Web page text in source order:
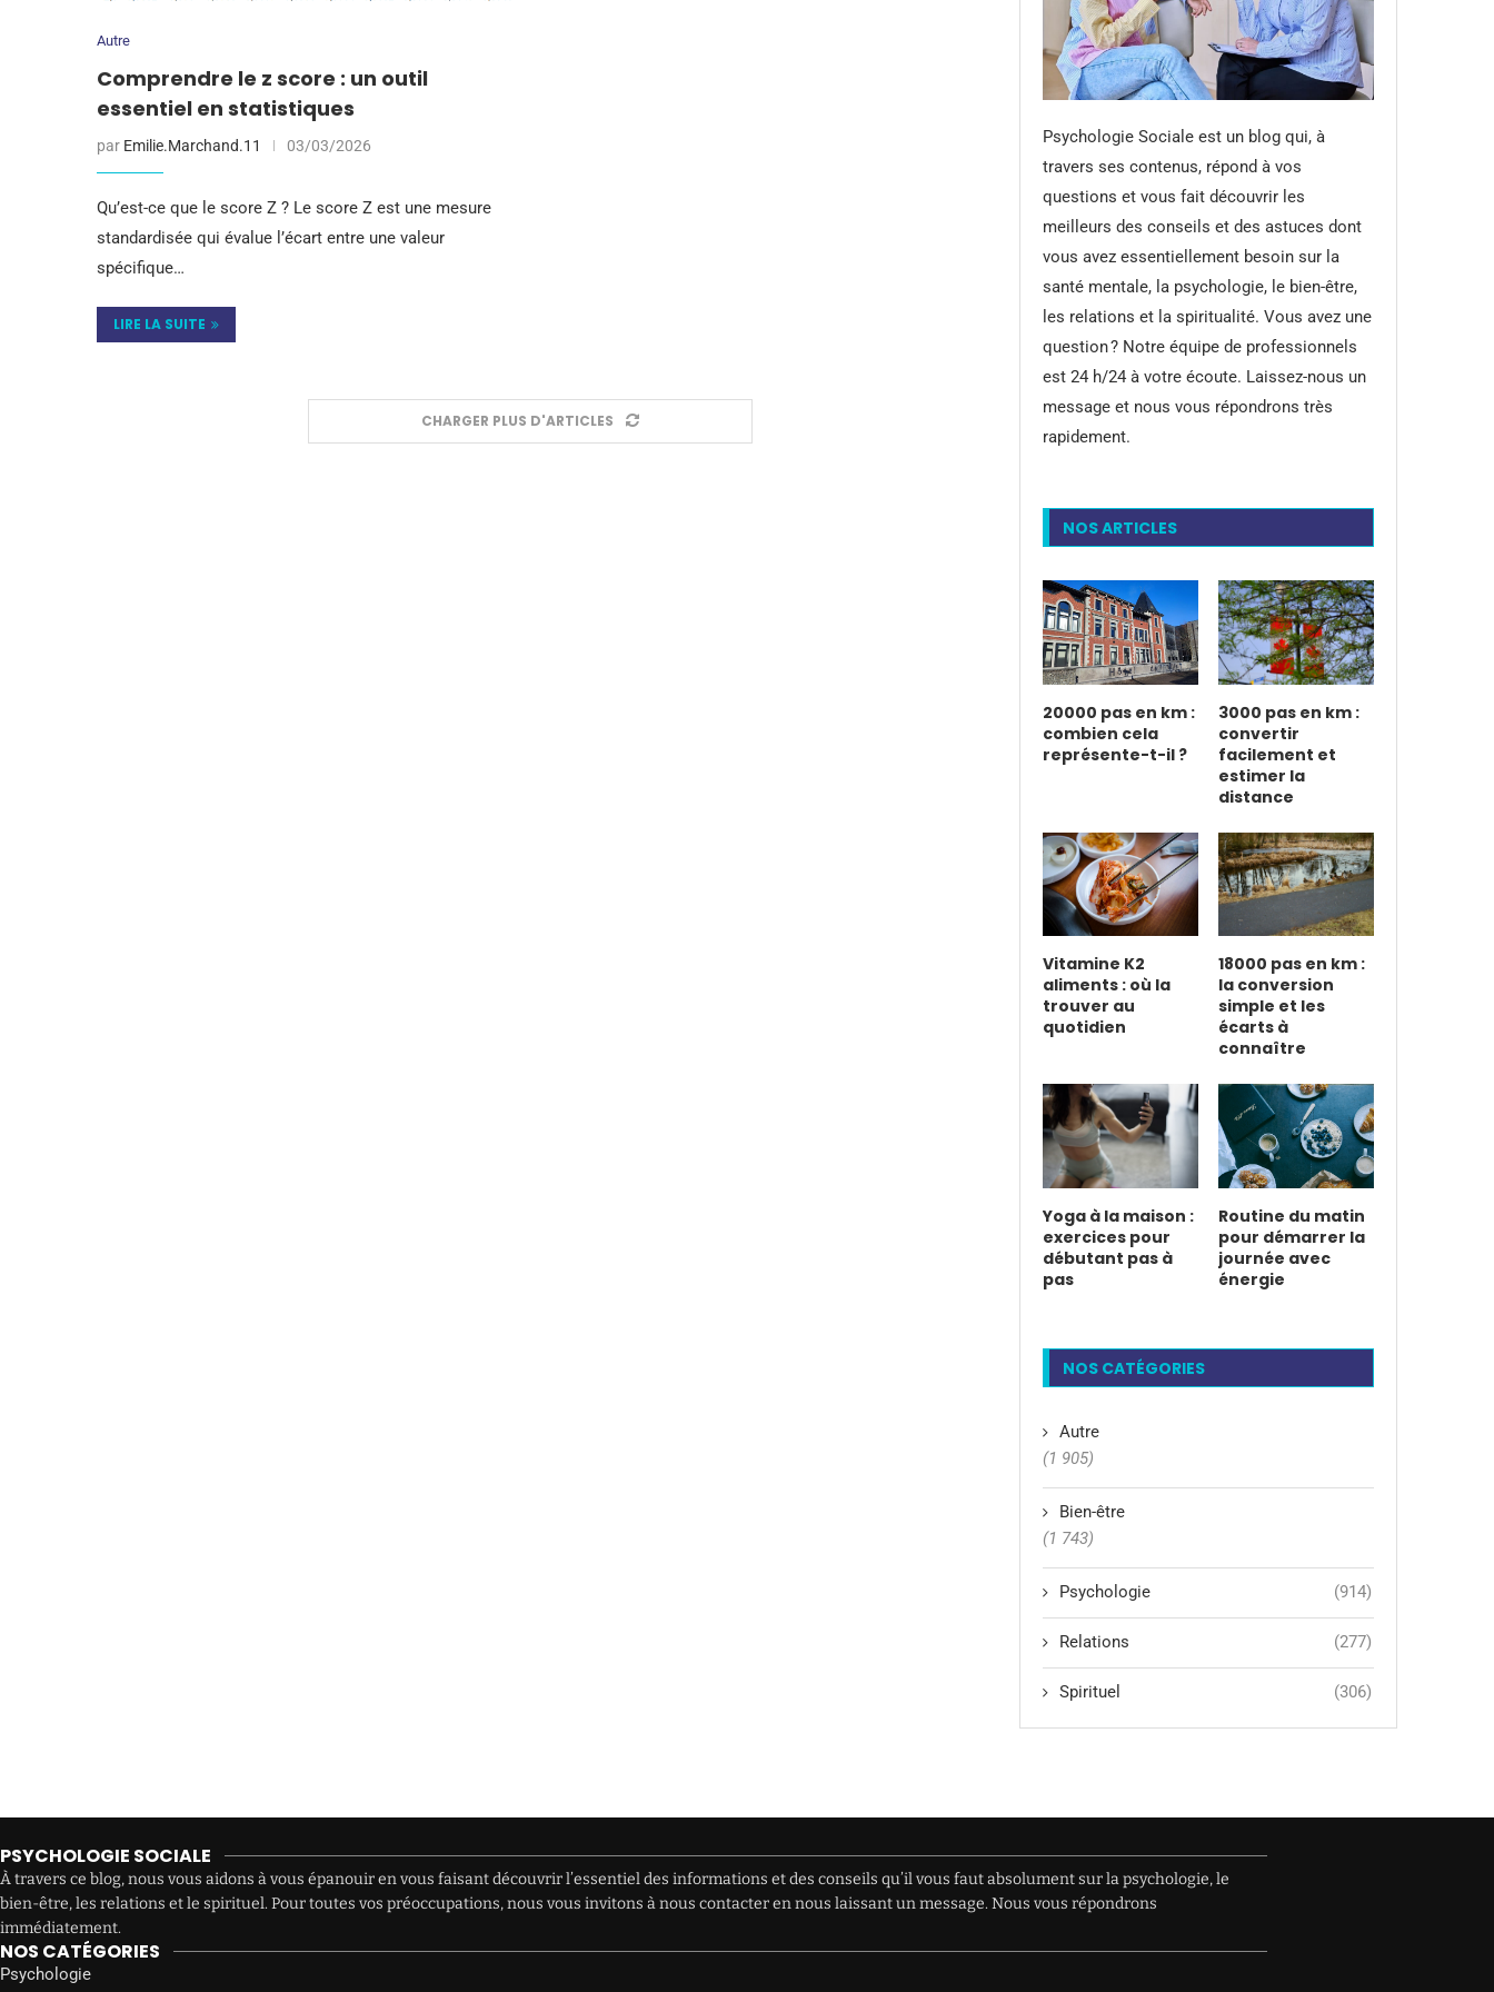
Autre
Comprendre le z score : un outil
essentiel en statistiques
par Emilie.Marchand.11 03/03/2026
Qu’est-ce que le score Z ? Le score Z est une mesure
standardisée qui évalue l’écart entre une valeur
spécifique…
LIRE LA SUITE
CHARGER PLUS D'ARTICLES
Psychologie Sociale est un blog qui, à
travers ses contenus, répond à vos
questions et vous fait découvrir les
meilleurs des conseils et des astuces dont
vous avez essentiellement besoin sur la
santé mentale, la psychologie, le bien-être,
les relations et la spiritualité. Vous avez une
question ? Notre équipe de professionnels
est 24 h/24 à votre écoute. Laissez-nous un
message et nous vous répondrons très
rapidement.
NOS ARTICLES
20000 pas en km :
combien cela
représente-t-il ?
3000 pas en km :
convertir
facilement et
estimer la
distance
Vitamine K2
aliments : où la
trouver au
quotidien
18000 pas en km :
la conversion
simple et les
écarts à
connaître
Yoga à la maison :
exercices pour
débutant pas à
pas
Routine du matin
pour démarrer la
journée avec
énergie
NOS CATÉGORIES
Autre
(1 905)
Bien-être
(1 743)
Psychologie (914)
Relations (277)
Spirituel (306)
PSYCHOLOGIE SOCIALE
À travers ce blog, nous vous aidons à vous épanouir en vous faisant découvrir l’essentiel des informations et des conseils qu’il vous faut absolument sur la psychologie, le
bien-être, les relations et le spirituel. Pour toutes vos préoccupations, nous vous invitons à nous contacter en nous laissant un message. Nous vous répondrons
immédiatement.
NOS CATÉGORIES
Psychologie